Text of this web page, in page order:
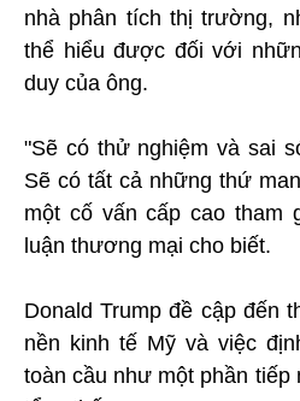
nhà phân tích thị trường,
thể hiểu được đối với
duy của ông.
"Sẽ có thử nghiệm và sai
Sẽ có tất cả những thứ
một cố vấn cấp cao tham
luận thương mại cho biết.
Donald Trump đề cập đến
nền kinh tế Mỹ và việc
toàn cầu như một phần tiếp